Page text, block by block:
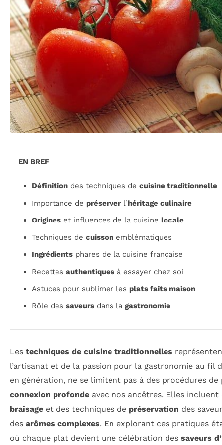
EN BREF
Définition des techniques de cuisine traditionnelle
Importance de préserverl’héritage culinaire
Origines et influences de la cuisine locale
Techniques de cuisson emblématiques
Ingrédients phares de la cuisine française
Recettes authentiques à essayer chez soi
Astuces pour sublimer les plats faits maison
Rôle des saveurs dans la gastronomie
Les techniques de cuisine traditionnelles
l’artisanat et de la passion pour la gastronomie au fil
en génération, ne se limitent pas à des procédures
connexion profonde avec nos ancêtres. Elles
braisage et des techniques de préservation des
des arômes complexes. En explorant ces pratiques
où chaque plat devient une célébration des saveurs